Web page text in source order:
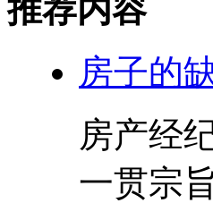
推荐内容
房子的
房产经
一贯宗